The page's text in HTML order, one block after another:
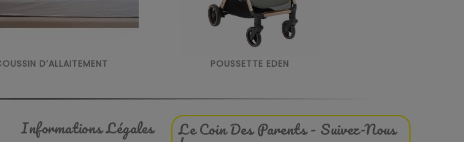
D’ALLAITEMENT POUSSETTE EDEN
Informations Légales Le Coin Des Parents - Suivez-Nous